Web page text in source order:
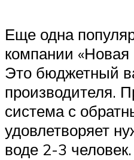
Еще одна
компании
Это бюджетный
производителя.
система с
удовлетворяет
воде 2-3 человек.